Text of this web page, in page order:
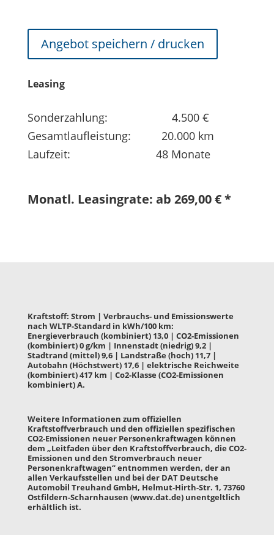
Angebot speichern / drucken
Leasing
Sonderzahlung: 4.500 €
Gesamtlaufleistung: 20.000 km
Laufzeit: 48 Monate
Monatl. Leasingrate: ab 269,00 € *
Kraftstoff: Strom | Verbrauchs- und Emissionswerte
nach WLTP-Standard in kWh/100 km:
Energieverbrauch (kombiniert) 13,0 | CO2-Emissionen
(kombiniert) 0 g/km | Innenstadt (niedrig) 9,2 |
Stadtrand (mittel) 9,6 | Landstraße (hoch) 11,7 |
Autobahn (Höchstwert) 17,6 | elektrische Reichweite
(kombiniert) 417 km | Co2-Klasse (CO2-Emissionen
kombiniert) A.
Weitere Informationen zum offiziellen
Kraftstoffverbrauch und den offiziellen spezifischen
CO2-Emissionen neuer Personenkraftwagen können
dem „Leitfaden über den Kraftstoffverbrauch, die CO2-
Emissionen und den Stromverbrauch neuer
Personenkraftwagen“ entnommen werden, der an
allen Verkaufsstellen und bei der DAT Deutsche
Automobil Treuhand GmbH, Helmut-Hirth-Str. 1, 73760
Ostfildern-Scharnhausen (www.dat.de) unentgeltlich
erhältlich ist.